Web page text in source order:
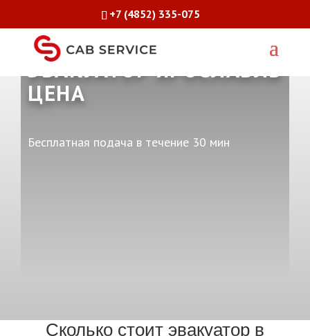
+7 (4852) 335-075
ЭВАКУАТОР ЯРОСЛАВЛЬ
ЦЕНА
Бесплатная подача в течение 30 мин
Сколько стоит эвакуатор в